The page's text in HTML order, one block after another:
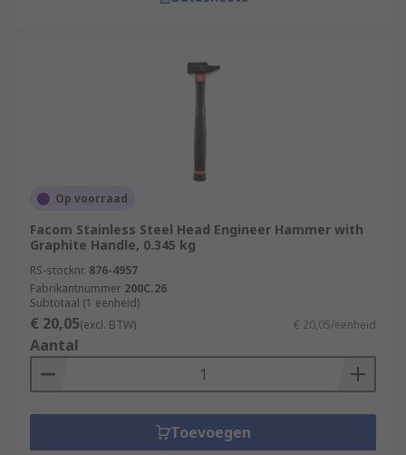
Op voorraad
Facom Stainless Steel Head Engineer Hammer with
Graphite Handle, 0.345 kg
RS-stocknr. 876-4957
Fabrikantnummer 200C.26
Subtotaal (1 eenheid)
€ 20,05(excl. BTW) € 20,05/eenheid
Aantal
Toevoegen